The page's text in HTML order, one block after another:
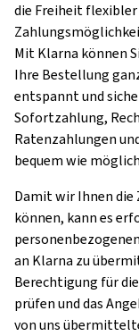
die Freiheit flexibler
Mit Klarna können
Ihre Bestellung
entspannt und
Sofortzahlung,
Ratenzahlungen
bequem wie
Damit wir Ihnen
können, kann es
an Klarna zu
Berechtigung für
prüfen und das
von uns